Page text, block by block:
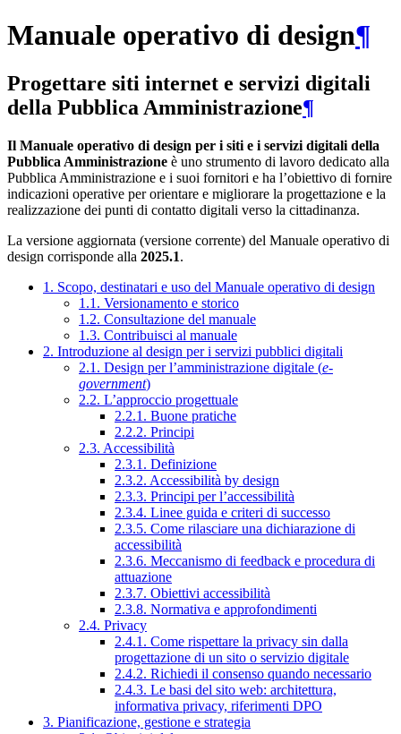
Manuale operativo di design¶
Progettare siti internet e servizi digitali
della Pubblica Amministrazione¶
Il Manuale operativo di design per i siti e i servizi digitali della
Pubblica Amministrazione è uno strumento di lavoro dedicato alla
Pubblica Amministrazione e i suoi fornitori e ha l’obiettivo di fornire
indicazioni operative per orientare e migliorare la progettazione e la
realizzazione dei punti di contatto digitali verso la cittadinanza.
La versione aggiornata (versione corrente) del Manuale operativo di
design corrisponde alla 2025.1.
1. Scopo, destinatari e uso del Manuale operativo di design
1.1. Versionamento e storico
1.2. Consultazione del manuale
1.3. Contribuisci al manuale
2. Introduzione al design per i servizi pubblici digitali
2.1. Design per l’amministrazione digitale (e-
government)
2.2. L’approccio progettuale
2.2.1. Buone pratiche
2.2.2. Principi
2.3. Accessibilità
2.3.1. Definizione
2.3.2. Accessibilità by design
2.3.3. Principi per l’accessibilità
2.3.4. Linee guida e criteri di successo
2.3.5. Come rilasciare una dichiarazione di
accessibilità
2.3.6. Meccanismo di feedback e procedura di
attuazione
2.3.7. Obiettivi accessibilità
2.3.8. Normativa e approfondimenti
2.4. Privacy
2.4.1. Come rispettare la privacy sin dalla
progettazione di un sito o servizio digitale
2.4.2. Richiedi il consenso quando necessario
2.4.3. Le basi del sito web: architettura,
informativa privacy, riferimenti DPO
3. Pianificazione, gestione e strategia